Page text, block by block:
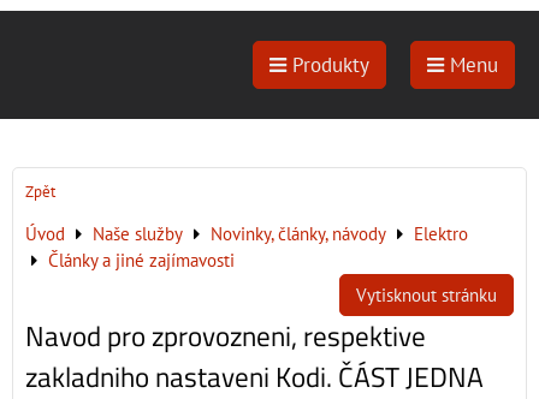
Produkty Menu
Zpět
Úvod Naše služby Novinky, články, návody
Elektro
Články a jiné zajímavosti
Vytisknout stránku
Navod pro zprovozneni, respektive
zakladniho nastaveni Kodi. ČÁST JEDNA